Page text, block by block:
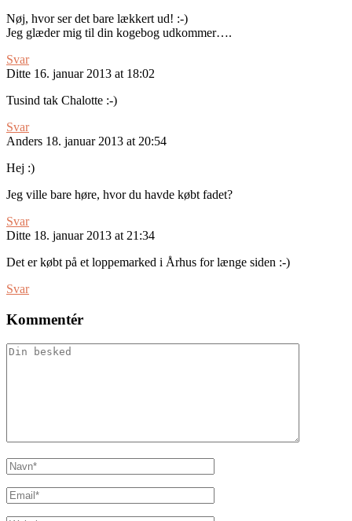
Nøj, hvor ser det bare lækkert ud! :-)
Jeg glæder mig til din kogebog udkommer….
Svar
Ditte 16. januar 2013 at 18:02
Tusind tak Chalotte :-)
Svar
Anders 18. januar 2013 at 20:54
Hej :)
Jeg ville bare høre, hvor du havde købt fadet?
Svar
Ditte 18. januar 2013 at 21:34
Det er købt på et loppemarked i Århus for længe siden :-)
Svar
Kommentér